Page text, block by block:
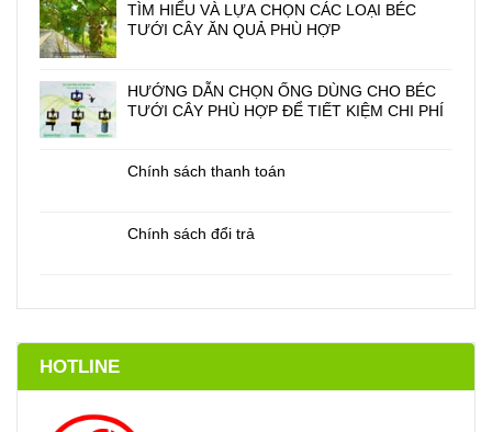
TÌM HIỂU VÀ LỰA CHỌN CÁC LOẠI BÉC
TƯỚI CÂY ĂN QUẢ PHÙ HỢP
HƯỚNG DẪN CHỌN ỐNG DÙNG CHO BÉC
TƯỚI CÂY PHÙ HỢP ĐỂ TIẾT KIỆM CHI PHÍ
Chính sách thanh toán
Chính sách đổi trả
HOTLINE